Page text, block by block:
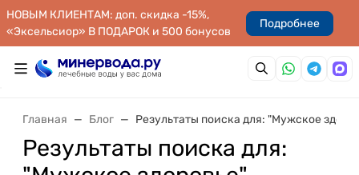
НОВЫМ КЛИЕНТАМ: доп. скидка -15%,
«Эксельсиор» В ПОДАРОК и 500 бонусов
Подробнее
Главная Блог Результаты поиска для: "Мужское
Результаты поиска для: